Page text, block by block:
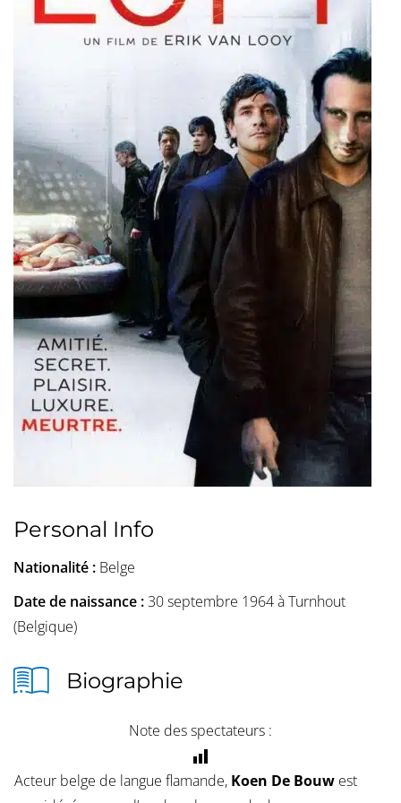
Personal Info
Nationalité : Belge
Date de naissance :30 septembre 1964 à Turnhout
(Belgique)
Biographie
Note des spectateurs :
Acteur belge de langue flamande, Koen De Bouwest